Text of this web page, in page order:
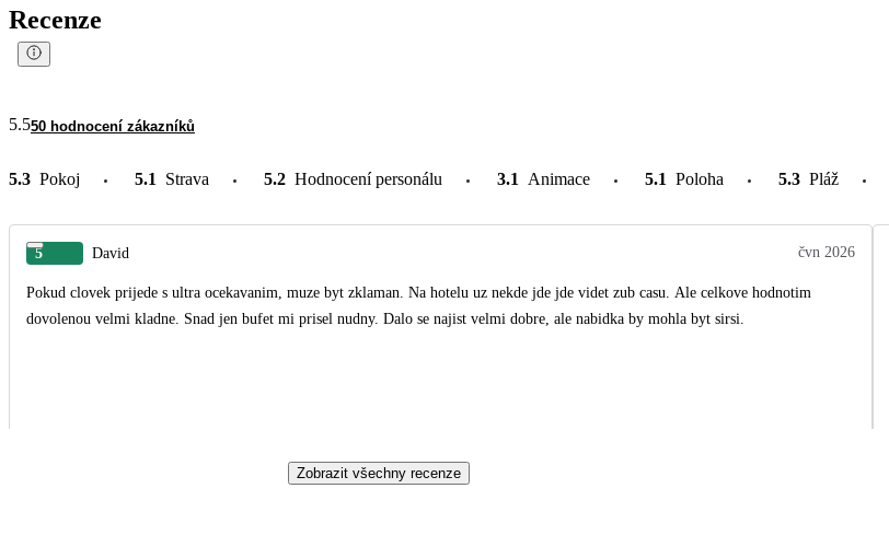
Recenze
5.550 hodnocení zákazníků
5.3 Pokoj 5.1 Strava 5.2 Hodnocení personálu 3.1 Animace 5.1 Poloha 5.3 Pláž
5 David čvn 2026
Pokud clovek prijede s ultra ocekavanim, muze byt zklaman. Na hotelu uz nekde jde jde videt zub casu. Ale celkove hodnotim
dovolenou velmi kladne. Snad jen bufet mi prisel nudny. Dalo se najist velmi dobre, ale nabidka by mohla byt sirsi.
Zobrazit všechny recenze